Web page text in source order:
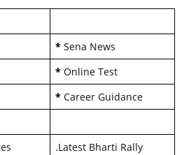
* Sena News
* Online Test
* Career Guidance
.Latest Bharti Rally